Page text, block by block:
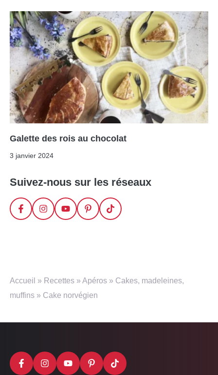
Galette des rois au chocolat
3 janvier 2024
Suivez-nous sur les réseaux
Accueil » Recettes » Apéros » Cakes, madeleines,
muffins » Cake norvégien